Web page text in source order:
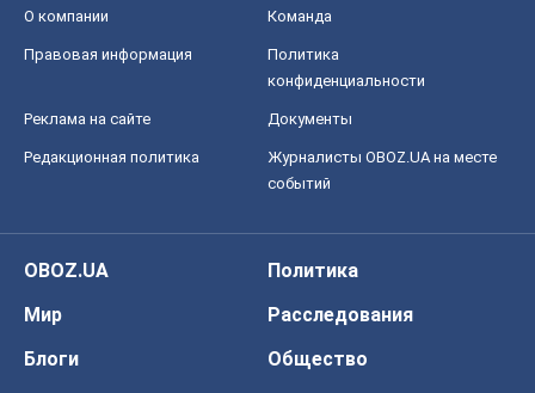
О компании Команда
Правовая информация
Политика
конфиденциальности
Реклама на сайте Документы
Редакционная политика
Журналисты OBOZ.UA на месте
событий
OBOZ.UA
Политика
Мир
Расследования
Блоги
Общество